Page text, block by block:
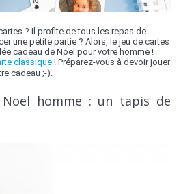
? Il profite de tous les repas de
une petite partie ? Alors, le jeu de cartes
cadeau de Noël pour votre homme !
classique ! Préparez-vous à devoir jouer
cadeau ;-).
Noël homme : un tapis de